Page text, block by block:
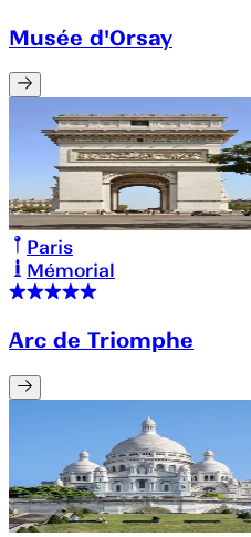
Musée d'Orsay
Paris
Mémorial
Arc de Triomphe